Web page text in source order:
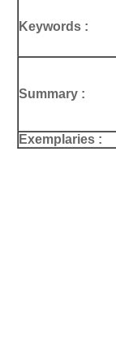
Keywords :
Summary :
Exemplaries :